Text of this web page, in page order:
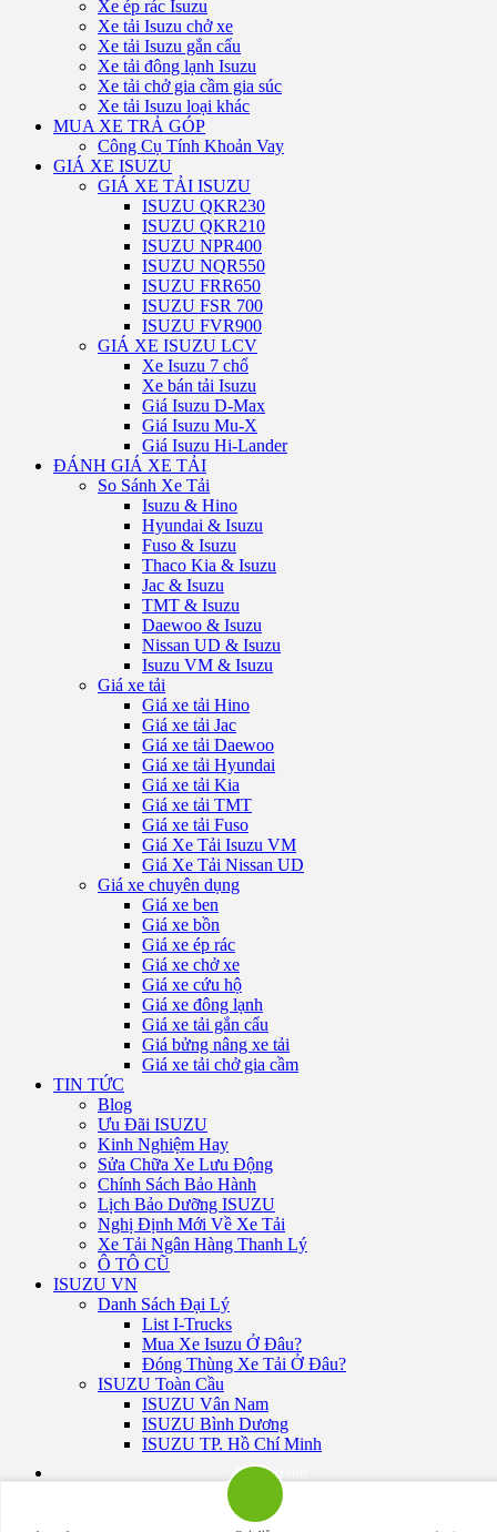
Xe ép rác Isuzu
Xe tải Isuzu chở xe
Xe tải Isuzu gắn cẩu
Xe tải đông lạnh Isuzu
Xe tải chở gia cầm gia súc
Xe tải Isuzu loại khác
MUA XE TRẢ GÓP
Công Cụ Tính Khoản Vay
GIÁ XE ISUZU
GIÁ XE TẢI ISUZU
ISUZU QKR230
ISUZU QKR210
ISUZU NPR400
ISUZU NQR550
ISUZU FRR650
ISUZU FSR 700
ISUZU FVR900
GIÁ XE ISUZU LCV
Xe Isuzu 7 chổ
Xe bán tải Isuzu
Giá Isuzu D-Max
Giá Isuzu Mu-X
Giá Isuzu Hi-Lander
ĐÁNH GIÁ XE TẢI
So Sánh Xe Tải
Isuzu & Hino
Hyundai & Isuzu
Fuso & Isuzu
Thaco Kia & Isuzu
Jac & Isuzu
TMT & Isuzu
Daewoo & Isuzu
Nissan UD & Isuzu
Isuzu VM & Isuzu
Giá xe tải
Giá xe tải Hino
Giá xe tải Jac
Giá xe tải Daewoo
Giá xe tải Hyundai
Giá xe tải Kia
Giá xe tải TMT
Giá xe tải Fuso
Giá Xe Tải Isuzu VM
Giá Xe Tải Nissan UD
Giá xe chuyên dụng
Giá xe ben
Giá xe bồn
Giá xe ép rác
Giá xe chở xe
Giá xe cứu hộ
Giá xe đông lạnh
Giá xe tải gắn cẩu
Giá bửng nâng xe tải
Giá xe tải chở gia cầm
TIN TỨC
Blog
Ưu Đãi ISUZU
Kinh Nghiệm Hay
Sửa Chữa Xe Lưu Động
Chính Sách Bảo Hành
Lịch Bảo Dưỡng ISUZU
Nghị Định Mới Về Xe Tải
Xe Tải Ngân Hàng Thanh Lý
Ô TÔ CŨ
ISUZU VN
Danh Sách Đại Lý
List I-Trucks
Mua Xe Isuzu Ở Đâu?
Đóng Thùng Xe Tải Ở Đâu?
ISUZU Toàn Cầu
ISUZU Vân Nam
ISUZU Bình Dương
ISUZU TP. Hồ Chí Minh
Sơ đồ trang